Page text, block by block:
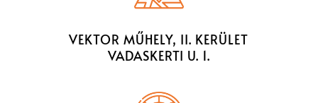
VEKTOR MŰHELY, II. KERÜLET
VADASKERTI U. 1.